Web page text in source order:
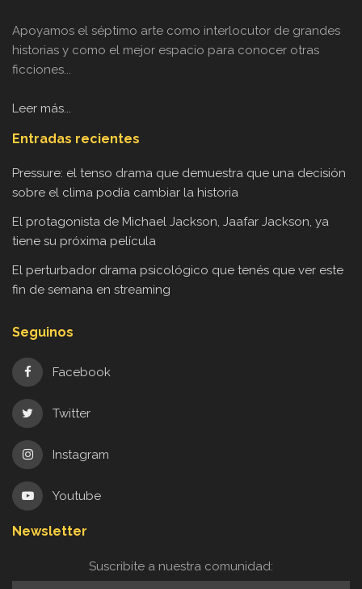
Apoyamos el séptimo arte como interlocutor de grandes
historias y como el mejor espacio para conocer otras
ficciones...
Leer más...
Entradas recientes
Pressure: el tenso drama que demuestra que una decisión
sobre el clima podía cambiar la historia
El protagonista de Michael Jackson, Jaafar Jackson, ya
tiene su próxima película
El perturbador drama psicológico que tenés que ver este
fin de semana en streaming
Seguinos
Facebook
Twitter
Instagram
Youtube
Newsletter
Suscribite a nuestra comunidad: